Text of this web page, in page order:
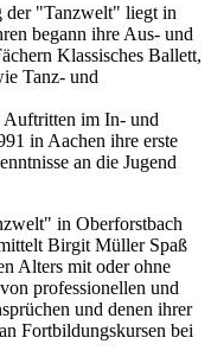
der "Tanzwelt" liegt in
begann ihre Aus- und
Klassisches Ballett,
Tanz- und
Auftritten im In- und
in Aachen ihre erste
an die Jugend
in Oberforstbach
Birgit Müller Spaß
Alters mit oder ohne
professionellen und
und denen ihrer
Fortbildungskursen bei